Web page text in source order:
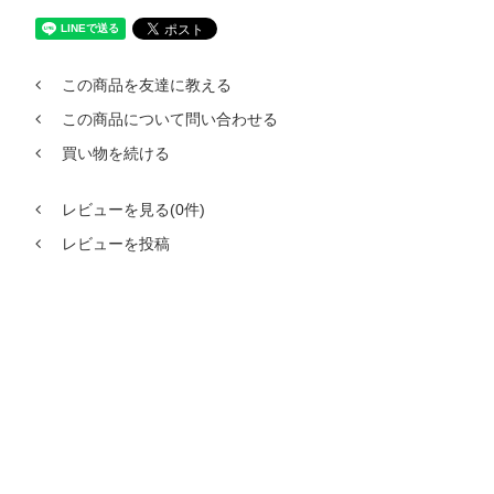
この商品を友達に教える
この商品について問い合わせる
買い物を続ける
レビューを見る(0件)
レビューを投稿